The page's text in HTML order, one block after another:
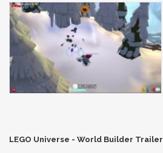
LEGO Universe - World Builder Trailer